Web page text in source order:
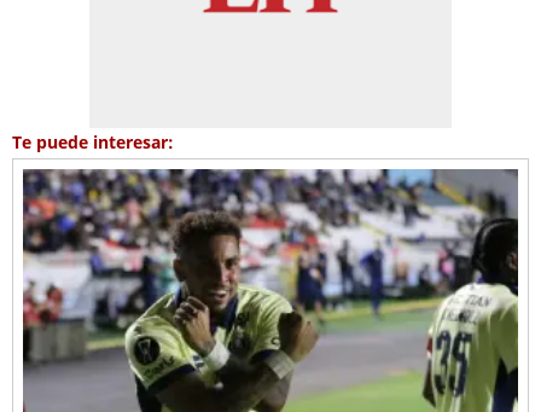
Te puede interesar: